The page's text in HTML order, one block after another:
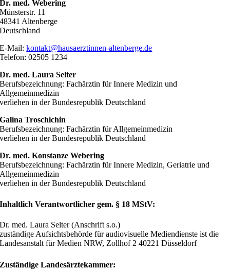
Dr. med. Webering
Münsterstr. 11
48341 Altenberge
Deutschland
E-Mail:kontakt@hausaerztinnen-altenberge.de
Telefon: 02505 1234
Dr. med. Laura Selter
Berufsbezeichnung: Fachärztin für Innere Medizin und
Allgemeinmedizin
verliehen in der Bundesrepublik Deutschland
Galina Troschichin
Berufsbezeichnung: Fachärztin für Allgemeinmedizin
verliehen in der Bundesrepublik Deutschland
Dr. med. Konstanze Webering
Berufsbezeichnung: Fachärztin für Innere Medizin, Geriatrie und
Allgemeinmedizin
verliehen in der Bundesrepublik Deutschland
Inhaltlich Verantwortlicher gem. § 18 MStV:
Dr. med. Laura Selter (Anschrift s.o.)
zuständige Aufsichtsbehörde für audiovisuelle Mediendienste ist die
Landesanstalt für Medien NRW, Zollhof 2 40221 Düsseldorf
Zuständige Landesärztekammer: